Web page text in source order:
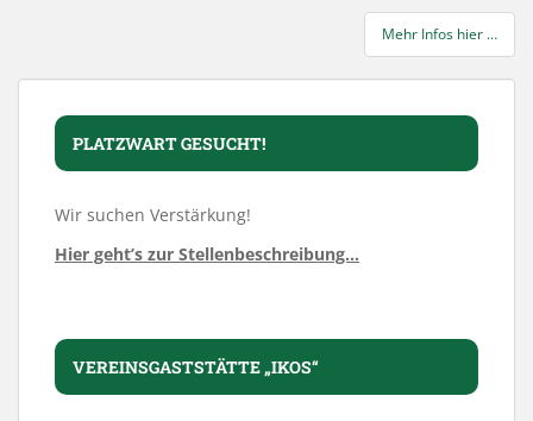
Mehr Infos hier …
PLATZWART GESUCHT!
Wir suchen Verstärkung!
Hier geht’s zur Stellenbeschreibung…
VEREINSGASTSTÄTTE „IKOS“